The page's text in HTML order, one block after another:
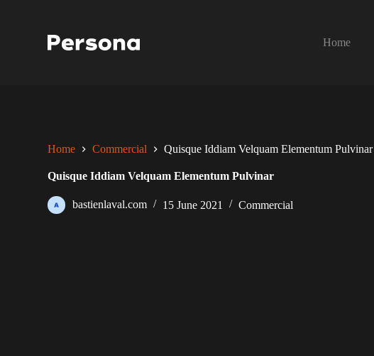
Home
Home Commercial Quisque Iddiam Velquam Elementum Pulvinar
Quisque Iddiam Velquam Elementum Pulvinar
bastienlaval.com 15 June 2021 Commercial